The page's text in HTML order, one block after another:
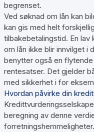
begrenset.
Ved søknad om lån kan
kan gis med helt
tilbakebetalingstid. En
om lån ikke blir innvilget i
benytter også en
rentesatser. Det gjelder
med sikkerhet i for
Hvordan påvirke din
beregning av denne